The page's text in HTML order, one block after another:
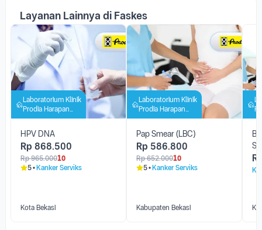
Layanan Lainnya di Faskes
Laboratorium Klinik
Prodia Harapan
Indah
HPV DNA
Rp 868.500
Rp 965.00010
5
Kanker Serviks
Kota Bekasi
Laboratorium Klinik
Prodia Harapan
Indah
Pap Smear (LBC)
Rp 586.800
Rp 652.00010
5
Kanker Serviks
Kabupaten Bekasi